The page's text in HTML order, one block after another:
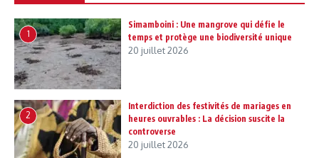
1
Simamboini : Une mangrove qui défie le
temps et protège une biodiversité unique
20 juillet 2026
2
Interdiction des festivités de mariages en
heures ouvrables : La décision suscite la
controverse
20 juillet 2026